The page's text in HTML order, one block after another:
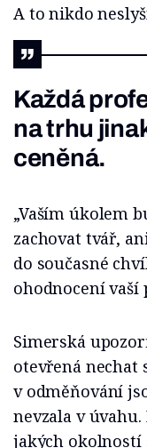
A to nikdo
Každá
na trhu
ceněná.
„Vaším úkolem
zachovat tvář,
do současné
ohodnocení vaší
Simerská
otevřená nechat
v odměňování
nevzala v
jakých okolností